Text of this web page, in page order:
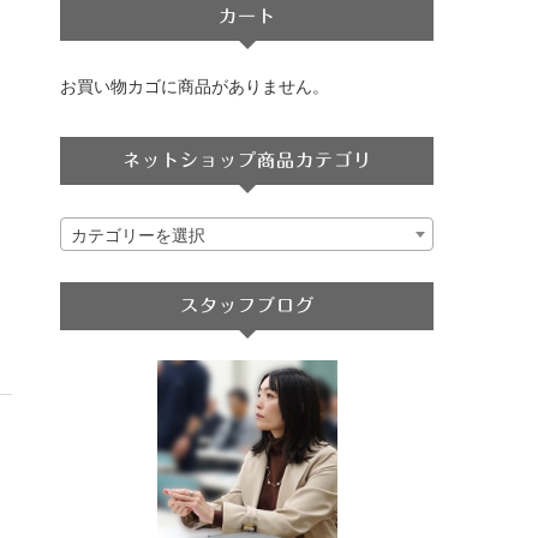
カート
お買い物カゴに商品がありません。
ネットショップ商品カテゴリ
カテゴリーを選択
スタッフブログ